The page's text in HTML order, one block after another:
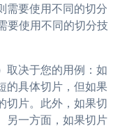
需要使用不同的切分
要使用不同的切分技
取决于您的用例：如
的具体切片，但如果
切片。此外，如果切
另一方面，如果切片